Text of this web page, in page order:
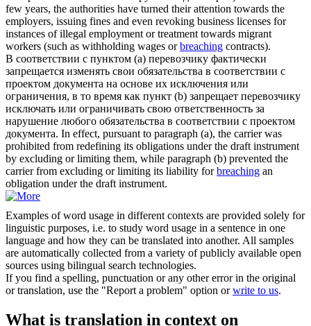
few years, the authorities have turned their attention towards the
employers, issuing fines and even revoking business licenses for
instances of illegal employment or treatment towards migrant
workers (such as withholding wages orbreaching contracts).
В соответствии с пунктом (a) перевозчику фактически
запрещается изменять свои обязательства в соответствии с
проектом документа на основе их исключения или
ограничения, в то время как пункт (b) запрещает перевозчику
исключать или ограничивать свою ответственность за
нарушение любого обязательства в соответствии с проектом
документа. In effect, pursuant to paragraph (a), the carrier was
prohibited from redefining its obligations under the draft instrument
by excluding or limiting them, while paragraph (b) prevented the
carrier from excluding or limiting its liability forbreaching an
obligation under the draft instrument.
Examples of word usage in different contexts are provided solely for
linguistic purposes, i.e. to study word usage in a sentence in one
language and how they can be translated into another. All samples
are automatically collected from a variety of publicly available open
sources using bilingual search technologies.
If you find a spelling, punctuation or any other error in the original
or translation, use the "Report a problem" option orwrite to us.
What is translation in context on